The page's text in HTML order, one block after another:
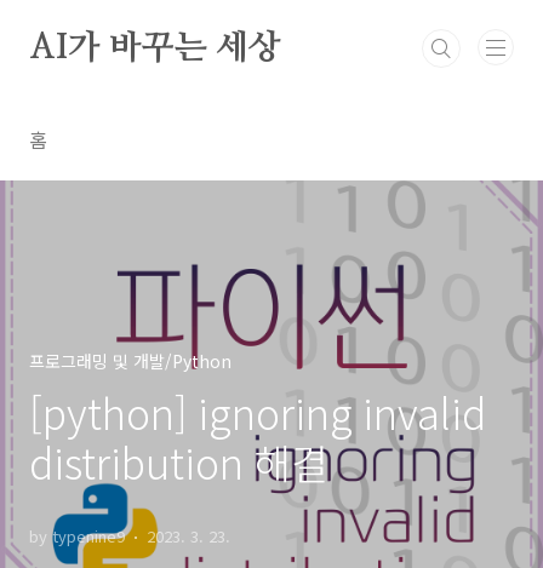
AI가 바꾸는 세상
홈
프로그래밍 및 개발/Python
[python] ignoring invalid
distribution 해결
by typenine9 2023. 3. 23.